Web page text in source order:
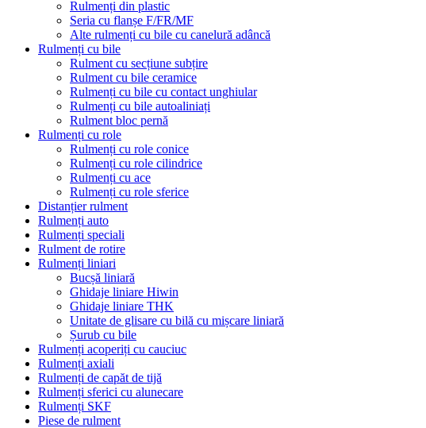
Rulmenți din plastic
Seria cu flanșe F/FR/MF
Alte rulmenți cu bile cu canelură adâncă
Rulmenți cu bile
Rulment cu secțiune subțire
Rulment cu bile ceramice
Rulmenți cu bile cu contact unghiular
Rulmenți cu bile autoaliniați
Rulment bloc pernă
Rulmenți cu role
Rulmenți cu role conice
Rulmenți cu role cilindrice
Rulmenți cu ace
Rulmenți cu role sferice
Distanțier rulment
Rulmenți auto
Rulmenți speciali
Rulment de rotire
Rulmenți liniari
Bucșă liniară
Ghidaje liniare Hiwin
Ghidaje liniare THK
Unitate de glisare cu bilă cu mișcare liniară
Șurub cu bile
Rulmenți acoperiți cu cauciuc
Rulmenți axiali
Rulmenți de capăt de tijă
Rulmenți sferici cu alunecare
Rulmenți SKF
Piese de rulment